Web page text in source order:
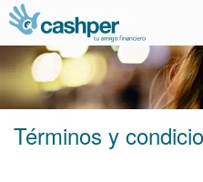
Términos y